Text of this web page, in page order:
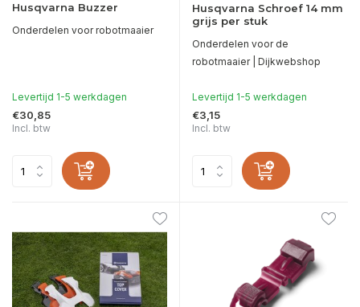
Husqvarna Buzzer
Onderdelen voor robotmaaier
Levertijd 1-5 werkdagen
€30,85
Incl. btw
Husqvarna Schroef 14 mm
grijs per stuk
Onderdelen voor de
robotmaaier | Dijkwebshop
Levertijd 1-5 werkdagen
€3,15
Incl. btw